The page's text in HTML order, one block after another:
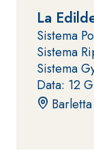
La
Sistema
Sistema
Sistema
Data: 12
A 96
Collante-
con
naturale
speciali